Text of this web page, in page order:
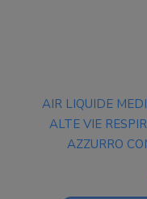
AIR LIQUIDE
ALTE VIE
AZZURRO